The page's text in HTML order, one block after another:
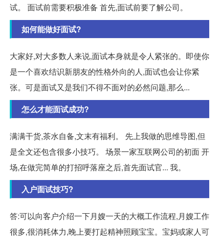
试。 面试前需要积极准备 首先,面试前要了解公司。
如何能做好面试?
大家好,对大多数人来说,面试本身就是令人紧张的。即使你
是一个喜欢结识新朋友的性格外向的人,面试也会让你紧
张。可是面试又是我们不得不面对的必然问题,那么...
怎么才能面试成功?
满满干货,茶水自备,文末有福利。 先上我做的思维导图,但
是全文还包含很多小技巧。 场景一家互联网公司的初面 开
场,在做完简单的打招呼落座之后,首先面试官... 我。
入户面试技巧?
答:可以向客户介绍一下月嫂一天的大概工作流程,月嫂工作
很多,很消耗体力,晚上要打起精神照顾宝宝。宝妈或家人可